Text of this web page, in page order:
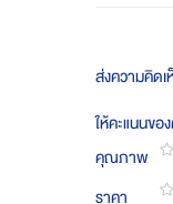
ส่งความคิด
ให้คะแนนข
คุณภาพ
12345
ราคา